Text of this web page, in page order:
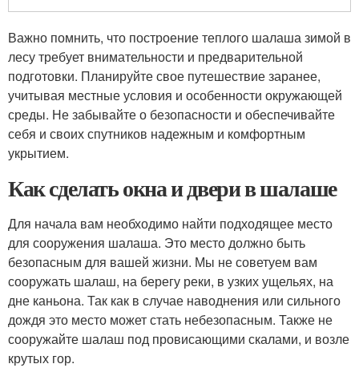
Важно помнить, что построение теплого шалаша зимой в
лесу требует внимательности и предварительной
подготовки. Планируйте свое путешествие заранее,
учитывая местные условия и особенности окружающей
среды. Не забывайте о безопасности и обеспечивайте
себя и своих спутников надежным и комфортным
укрытием.
Как сделать окна и двери в шалаше
Для начала вам необходимо найти подходящее место
для сооружения шалаша. Это место должно быть
безопасным для вашей жизни. Мы не советуем вам
сооружать шалаш, на берегу реки, в узких ущельях, на
дне каньона. Так как в случае наводнения или сильного
дождя это место может стать небезопасным. Также не
сооружайте шалаш под провисающими скалами, и возле
крутых гор.